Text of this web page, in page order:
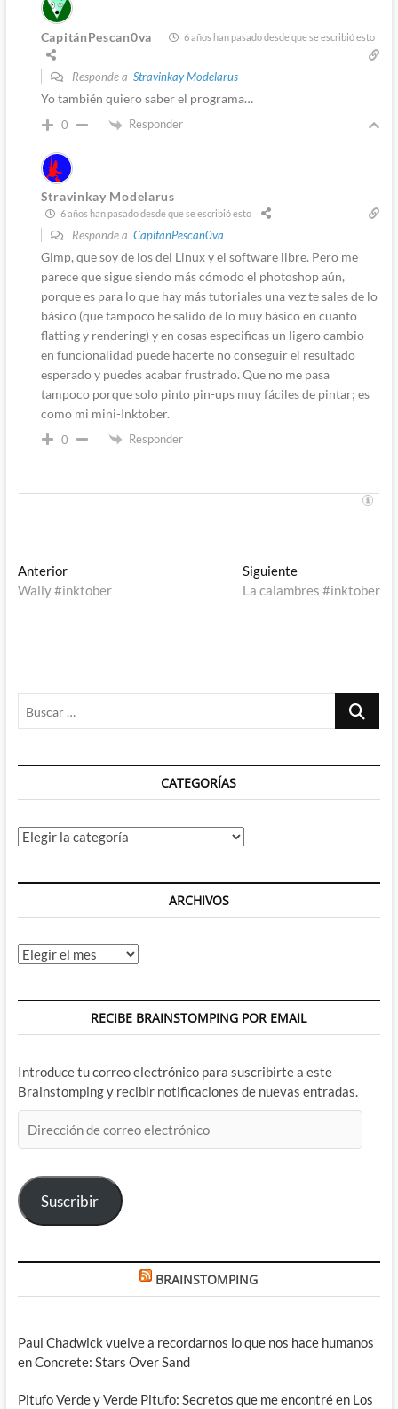
CapitánPescan0va 6 años han pasado desde que se escribió esto
Responde a Stravinkay Modelarus
Yo también quiero saber el programa…
0 Responder
Stravinkay Modelarus
6 años han pasado desde que se escribió esto
Responde a CapitánPescan0va
Gimp, que soy de los del Linux y el software libre. Pero me
parece que sigue siendo más cómodo el photoshop aún,
porque es para lo que hay más tutoriales una vez te sales de lo
básico (que tampoco he salido de lo muy básico en cuanto
flatting y rendering) y en cosas especificas un ligero cambio
en funcionalidad puede hacerte no conseguir el resultado
esperado y puedes acabar frustrado. Que no me pasa
tampoco porque solo pinto pin-ups muy fáciles de pintar; es
como mi mini-Inktober.
0 Responder
Navegación
de
AnteriorEntrada
anterior:
Wally #inktober
SiguienteEntrada
siguiente:
La calambres #inktober
Buscar
CATEGORÍAS
Categorías
ARCHIVOS
Archivos
RECIBE BRAINSTOMPING POR EMAIL
Introduce tu correo electrónico para suscribirte a este
Brainstomping y recibir notificaciones de nuevas entradas.
de
electrónico
Suscribir
BRAINSTOMPING
Paul Chadwick vuelve a recordarnos lo que nos hace humanos
en Concrete: Stars Over Sand
Pitufo Verde y Verde Pitufo: Secretos que me encontré en Los